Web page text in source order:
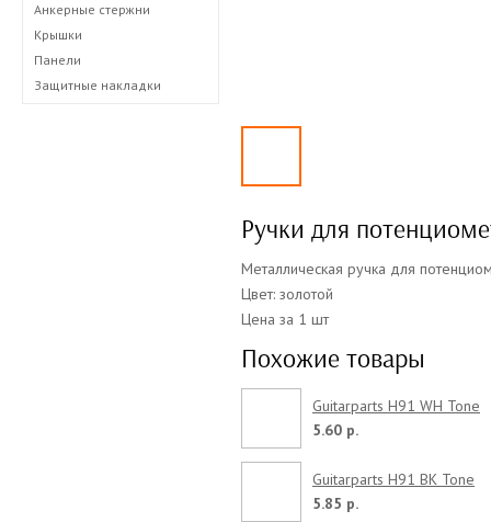
Анкерные стержни
Крышки
Панели
Защитные накладки
Ручки для
Металлическая ручка для
Цвет: золотой
Цена за 1 шт
Похожие товары
Guitarparts H91 WH Tone
5.60 р.
Guitarparts H91 BK Tone
5.85 р.